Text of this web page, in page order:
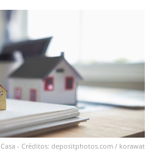
Casa - Créditos: depositphotos.com / korawat